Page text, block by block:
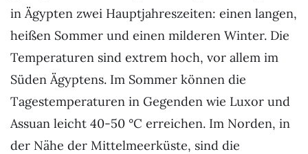
in Ägypten zwei Hauptjahreszeiten: einen langen,
heißen Sommer und einen milderen Winter. Die
Temperaturen sind extrem hoch, vor allem im
Süden Ägyptens. Im Sommer können die
Tagestemperaturen in Gegenden wie Luxor und
Assuan leicht 40-50 °C erreichen. Im Norden, in
der Nähe der Mittelmeerküste, sind die